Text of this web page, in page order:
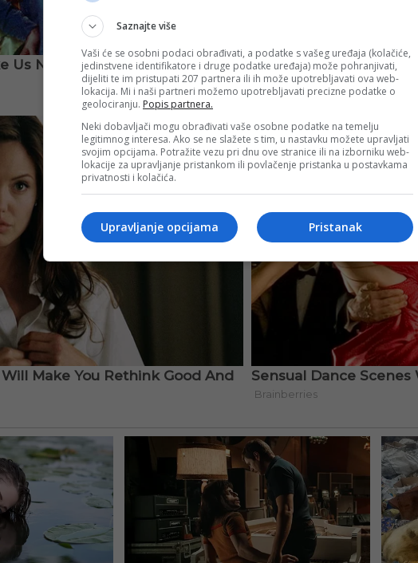
Saznajte više
Vaši će se osobni podaci obrađivati, a podatke s vašeg uređaja (kolačiće,
jedinstvene identifikatore i druge podatke uređaja) može pohranjivati,
dijeliti te im pristupati 207 partnera ili ih može upotrebljavati ova web-
lokacija. Mi i naši partneri možemo upotrebljavati precizne podatke o
geolociranju. Popis partnera.
Neki dobavljači mogu obrađivati vaše osobne podatke na temelju
legitimnog interesa. Ako se ne slažete s tim, u nastavku možete upravljati
svojim opcijama. Potražite vezu pri dnu ove stranice ili na izborniku web-
lokacije za upravljanje pristankom ili povlačenje pristanka u postavkama
privatnosti i kolačića.
Pristanak
Upravljanje opcijama